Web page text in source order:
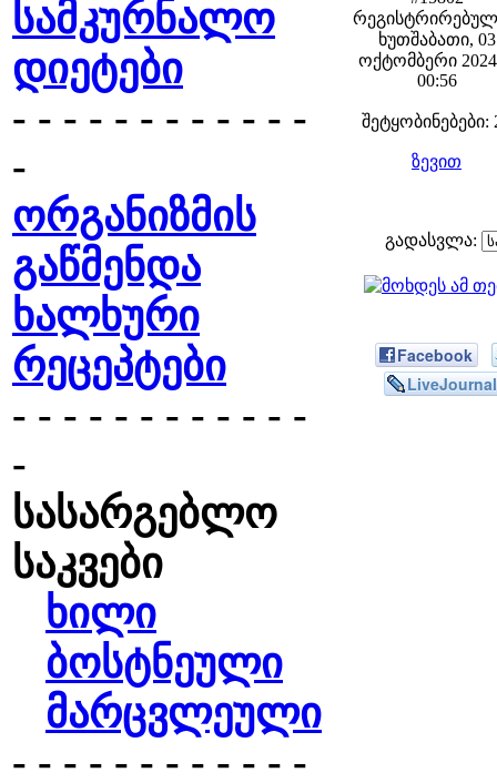
სამკურნალო
დიეტები
- - - - - - - - - - - -
-
ორგანიზმის
გაწმენდა
ხალხური
რეცეპტები
- - - - - - - - - - - -
-
სასარგებლო
საკვები
ხილი
ბოსტნეული
მარცვლეული
- - - - - - - - - - - -
ხუთშაბათი, 03
ოქტომბერი
00:56
შეტყობინებები:
ზევით
გადასვლა:
Facebook
LiveJournal